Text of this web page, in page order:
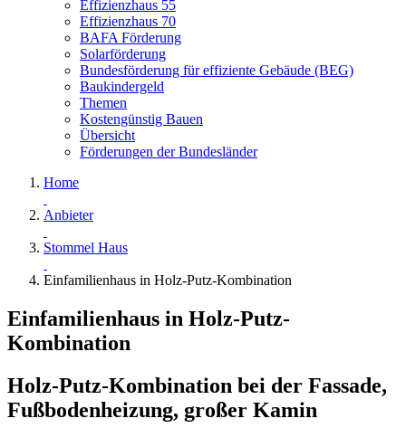
Effizienzhaus 55
Effizienzhaus 70
BAFA Förderung
Solarförderung
Bundesförderung für effiziente Gebäude (BEG)
Baukindergeld
Themen
Kostengünstig Bauen
Übersicht
Förderungen der Bundesländer
Home
Anbieter
Stommel Haus
Einfamilienhaus in Holz-Putz-Kombination
Einfamilienhaus in Holz-Putz-
Kombination
Holz-Putz-Kombination bei der Fassade,
Fußbodenheizung, großer Kamin